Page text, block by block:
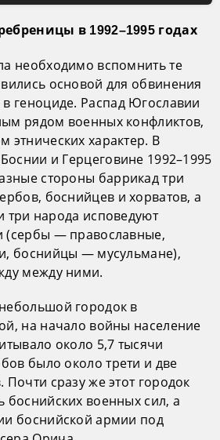
в 1992–1995 годах
необходимо вспомнить те
основой для обвинения
геноциде. Распад Югославии
рядом военных конфликтов,
этнических характер. В
и Герцеговине 1992–1995
стороны баррикад три
боснийцев и хорватов, а
три народа исповедуют
(сербы — православные,
боснийцы — мусульмане),
между ними.
городок в
на начало войны население
около 5,7 тысячи
было около трети и две
сразу же этот городок
боснийских военных сил, а
боснийской армии под